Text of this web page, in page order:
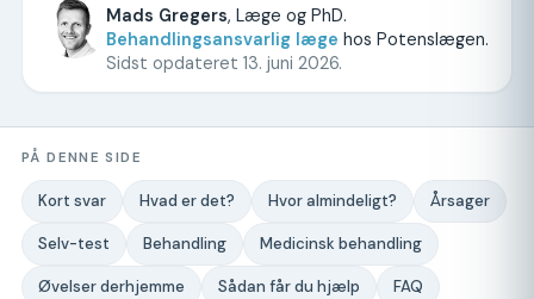
Mads Gregers, Læge og PhD.
Behandlingsansvarlig læge hos Potenslægen.
Sidst opdateret 13. juni 2026.
PÅ DENNE SIDE
Kort svar Hvad er det? Hvor almindeligt? Årsager
Selv-test Behandling Medicinsk behandling
Øvelser derhjemme Sådan får du hjælp FAQ